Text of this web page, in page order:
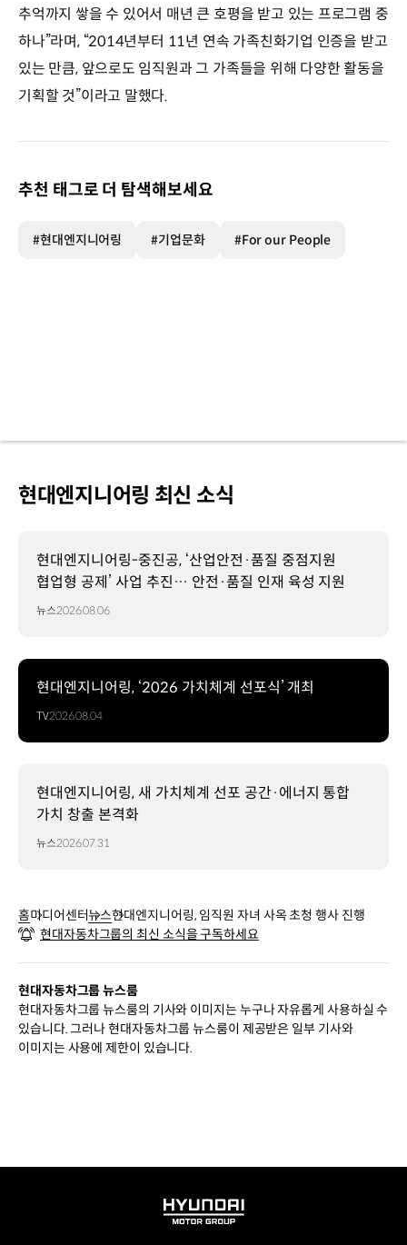
추억까지 쌓을 수 있어서 매년 큰 호평을 받고 있는 프로그램 중
하나”라며, “2014년부터 11년 연속 가족친화기업 인증을 받고
있는 만큼, 앞으로도 임직원과 그 가족들을 위해 다양한 활동을
기획할 것”이라고 말했다.
추천 태그로 더 탐색해보세요
#현대엔지니어링 #기업문화 #For our People
현대엔지니어링 최신 소식
현대엔지니어링-중진공, ‘산업안전·품질 중점지원
협업형 공제’ 사업 추진… 안전·품질 인재 육성 지원
뉴스2026.08.06
현대엔지니어링, ‘2026 가치체계 선포식’ 개최
TV2026.08.04
현대엔지니어링, 새 가치체계 선포 공간·에너지 통합
가치 창출 본격화
뉴스2026.07.31
홈미디어센터뉴스현대엔지니어링, 임직원 자녀 사옥 초청 행사 진행
현대자동차그룹의 최신 소식을 구독하세요
현대자동차그룹 뉴스룸
현대자동차그룹 뉴스룸의 기사와 이미지는 누구나 자유롭게 사용하실 수
있습니다. 그러나 현대자동차그룹 뉴스룸이 제공받은 일부 기사와
이미지는 사용에 제한이 있습니다.
HYUNDAI